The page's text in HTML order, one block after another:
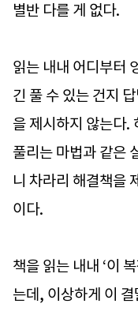
별반 다를 게 없다.
읽는 내내 어디부터
긴 풀 수 있는 건지
을 제시하지 않는다.
풀리는 마법과 같은
니 차라리 해결책을
이다.
책을 읽는 내내 ‘이
는데, 이상하게 이